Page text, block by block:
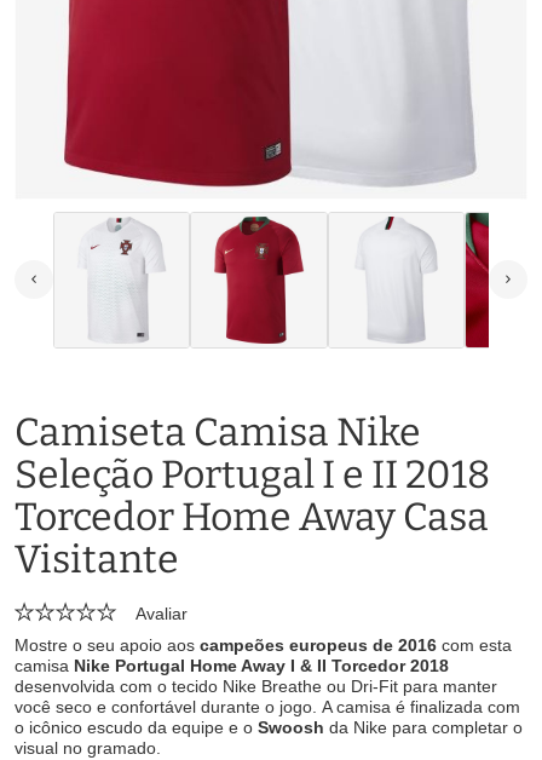
Camiseta Camisa Nike
Seleção Portugal I e II 2018
Torcedor Home Away Casa
Visitante
Avaliar
Mostre o seu apoio aos campeões europeus de 2016 com esta
camisa Nike Portugal Home Away I & II Torcedor 2018
desenvolvida com o tecido Nike Breathe ou Dri-Fit para manter
você seco e confortável durante o jogo. A camisa é finalizada com
o icônico escudo da equipe e o Swoosh da Nike para completar o
visual no gramado.